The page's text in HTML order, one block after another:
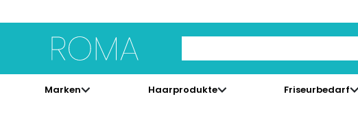
Marken Haarprodukte Friseurbedarf